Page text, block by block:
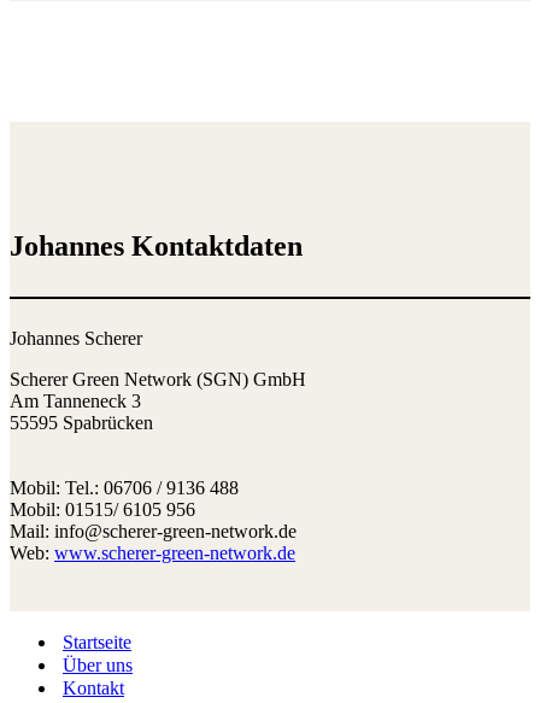
Johannes Kontaktdaten
Johannes Scherer
Scherer Green Network (SGN) GmbH
Am Tanneneck 3
55595 Spabrücken
Mobil: Tel.: 06706 / 9136 488
Mobil: 01515/ 6105 956
Mail: info@scherer-green-network.de
Web: www.scherer-green-network.de
Startseite
Über uns
Kontakt